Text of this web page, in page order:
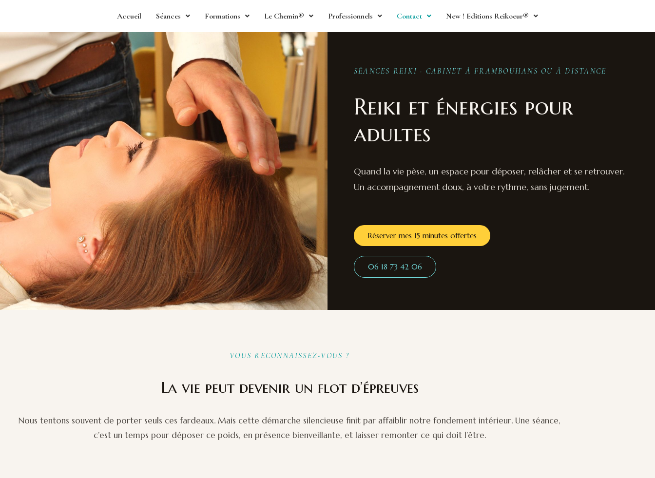
Accueil Séances Formations Le Chemin® Professionnels Contact New ! Editions Reikoeur®
SÉANCES REIKI · CABINET À FRAMBOUHANS OU À DISTANCE
Reiki et énergies pour
adultes
Quand la vie pèse, un espace pour déposer, relâcher et se retrouver.
Un accompagnement doux, à votre rythme, sans jugement.
Réserver mes 15 minutes offertes
06 18 73 42 06
VOUS RECONNAISSEZ-VOUS ?
La vie peut devenir un flot d’épreuves
Nous tentons souvent de porter seuls ces fardeaux. Mais cette démarche silencieuse finit par affaiblir notre fondement intérieur. Une séance,
c’est un temps pour déposer ce poids, en présence bienveillante, et laisser remonter ce qui doit l’être.